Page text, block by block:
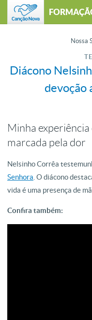
Nossa
Diácono
devoção
Minha experiência
marcada pela dor
Nelsinho Corrêa
Senhora . O diácono
vida é uma presença de
Confira também: